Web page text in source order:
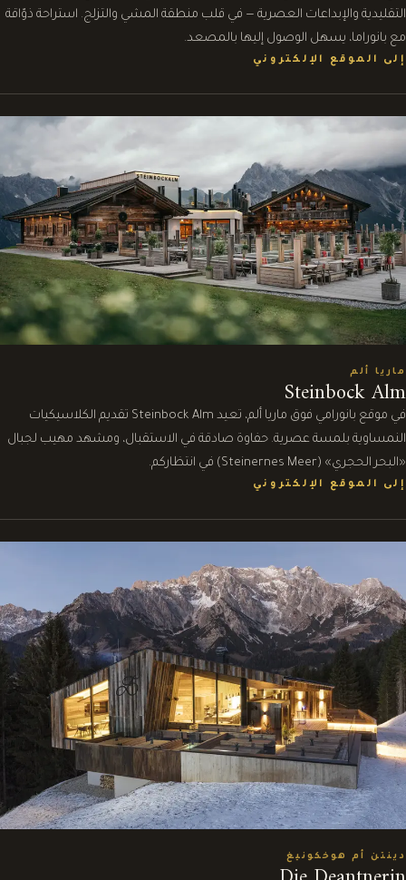
التقليدية والإبداعات العصرية — في قلب منطقة المشي والتزلج. استراحة ذوّاقة
مع بانوراما، يسهل الوصول إليها بالمصعد.
إلى الموقع الإلكتروني
ماريا ألم
Steinbock Alm
في موقع بانورامي فوق ماريا ألم، تعيد Steinbock Alm تقديم الكلاسيكيات
النمساوية بلمسة عصرية. حفاوة صادقة في الاستقبال، ومشهد مهيب لجبال
«البحر الحجري» (Steinernes Meer) في انتظاركم.
إلى الموقع الإلكتروني
دينتن أم هوخكونيغ